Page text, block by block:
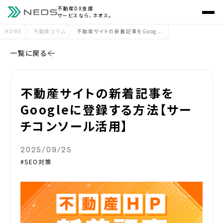
不動産DX支援
サービスなら、ネオス。
HOME 不動産コラム 不動産サイトの新着記事をGoog...
一覧に戻る
不動産サイトの新着記事を
Googleに登録する方法【サー
チコンソール活用】
2025/09/25
#SEO対策